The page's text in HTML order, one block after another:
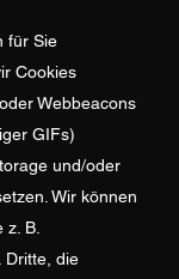
für Sie
Cookies
Webbeacons
GIFs)
und/oder
Wir können
B.
Dritte, die